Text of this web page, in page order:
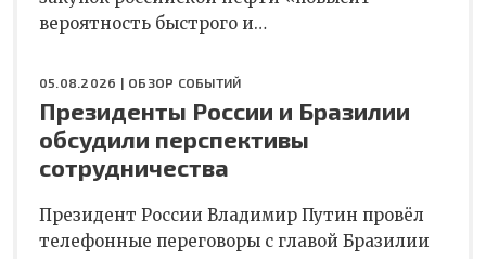
вероятность быстрого и…
05.08.2026 | ОБЗОР СОБЫТИЙ
Президенты России и Бразилии
обсудили перспективы
сотрудничества
Президент России Владимир Путин провёл
телефонные переговоры с главой Бразилии